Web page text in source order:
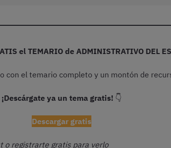
el TEMARIO de ADMINISTRATIVO DEL
con el temario completo y un montón de
¡Descárgate ya un tema gratis! 👇
Descargar gratis
o registrarte gratis para verlo